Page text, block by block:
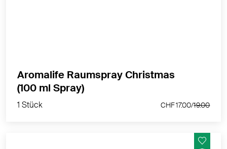
1 Stück
Aromalife Raumspray Christmas
(100 ml Spray)
1 Stück CHF 17.00/19.00